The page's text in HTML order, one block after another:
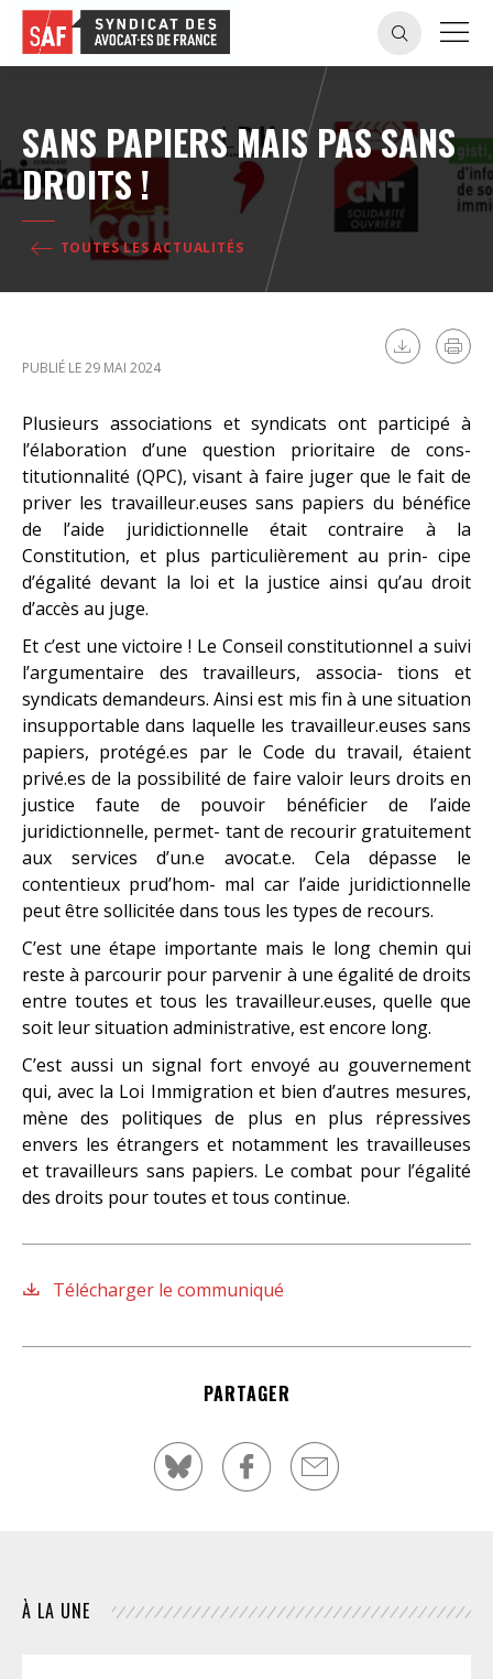
SANS PAPIERS MAIS PAS SANS
DROITS !
TOUTES LES ACTUALITÉS
PUBLIÉ LE 29 MAI 2024
Plusieurs associations et syndicats ont participé à
l’élaboration d’une question prioritaire de cons-
titutionnalité (QPC), visant à faire juger que le fait de
priver les travailleur.euses sans papiers du bénéfice
de l’aide juridictionnelle était contraire à la
Constitution, et plus particulièrement au prin- cipe
d’égalité devant la loi et la justice ainsi qu’au droit
d’accès au juge.
Et c’est une victoire ! Le Conseil constitutionnel a suivi
l’argumentaire des travailleurs, associa- tions et
syndicats demandeurs. Ainsi est mis fin à une situation
insupportable dans laquelle les travailleur.euses sans
papiers, protégé.es par le Code du travail, étaient
privé.es de la possibilité de faire valoir leurs droits en
justice faute de pouvoir bénéficier de l’aide
juridictionnelle, permet- tant de recourir gratuitement
aux services d’un.e avocat.e. Cela dépasse le
contentieux prud’hom- mal car l’aide juridictionnelle
peut être sollicitée dans tous les types de recours.
C’est une étape importante mais le long chemin qui
reste à parcourir pour parvenir à une égalité de droits
entre toutes et tous les travailleur.euses, quelle que
soit leur situation administrative, est encore long.
C’est aussi un signal fort envoyé au gouvernement
qui, avec la Loi Immigration et bien d’autres mesures,
mène des politiques de plus en plus répressives
envers les étrangers et notamment les travailleuses
et travailleurs sans papiers. Le combat pour l’égalité
des droits pour toutes et tous continue.
Télécharger le communiqué
PARTAGER
À LA UNE